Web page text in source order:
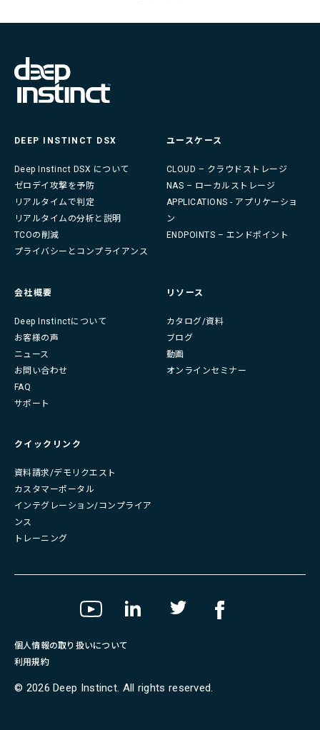
DEEP INSTINCT DSX
Deep Instinct DSX について
ゼロデイ攻撃を予防
リアルタイムで判定
リアルタイムの分析と説明
TCOの削減
プライバシーとコンプライアンス
ユースケース
CLOUD – クラウドストレージ
NAS – ローカルストレージ
APPLICATIONS - アプリケーショ
ン
ENDPOINTS – エンドポイント
会社概要
Deep Instinctについて
お客様の声
ニュース
お問い合わせ
FAQ
サポート
リソース
カタログ/資料
ブログ
動画
オンラインセミナー
クイックリンク
資料請求/デモリクエスト
カスタマーポータル
インテグレーション/コンプライア
ンス
トレーニング
© 2026 Deep Instinct. All rights reserved.
個人情報の取り扱いについて
利用規約